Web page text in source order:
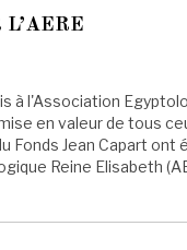
L’AERE
à l'Association
en valeur de tous
Fonds Jean Capart
Reine Elisabeth